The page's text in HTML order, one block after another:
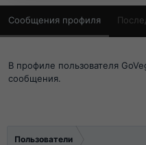
Сообщения профиля
В профиле пользователя
сообщения.
Пользователи